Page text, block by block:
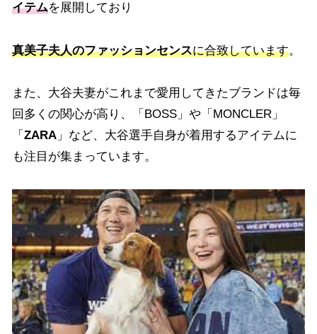
イテムを展開しており
真美子夫人のファッションセンスに合致しています。
また、大谷夫妻がこれまで愛用してきたブランドは毎
回多くの関心が高り、「BOSS」や「MONCLER」
「 ZARA 」など、大谷選手自身が着用するアイテムに
も注目が集まっています。